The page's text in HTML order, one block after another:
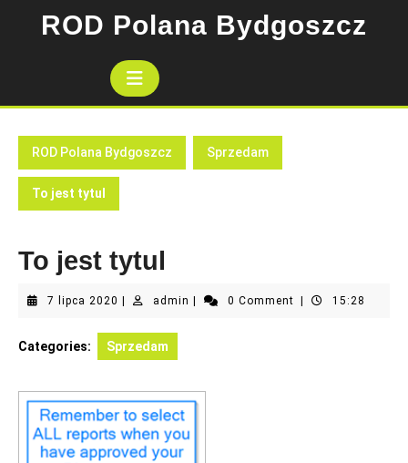
ROD Polana Bydgoszcz
Open
ROD Polana Bydgoszcz Sprzedam
To jest tytul
To jest tytul
7 lipca 2020 7
2020
admin admin 0 Comment 15:28
Categories: Sprzedam